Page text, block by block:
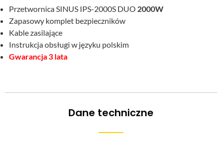
Przetwornica SINUS IPS-2000S DUO 2000W
Zapasowy komplet bezpieczników
Kable zasilające
Instrukcja obsługi w języku polskim
Gwarancja 3 lata
Dane techniczne